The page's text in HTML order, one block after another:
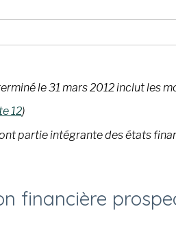
le 31 mars 2012 inclut les
12)
partie intégrante des états
financière